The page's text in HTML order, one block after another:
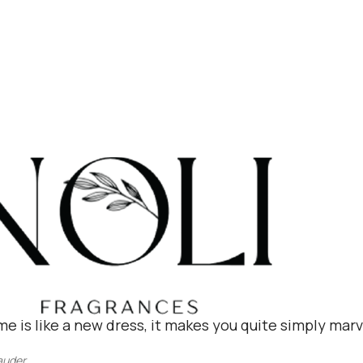
is like a new dress, it makes you quite simply